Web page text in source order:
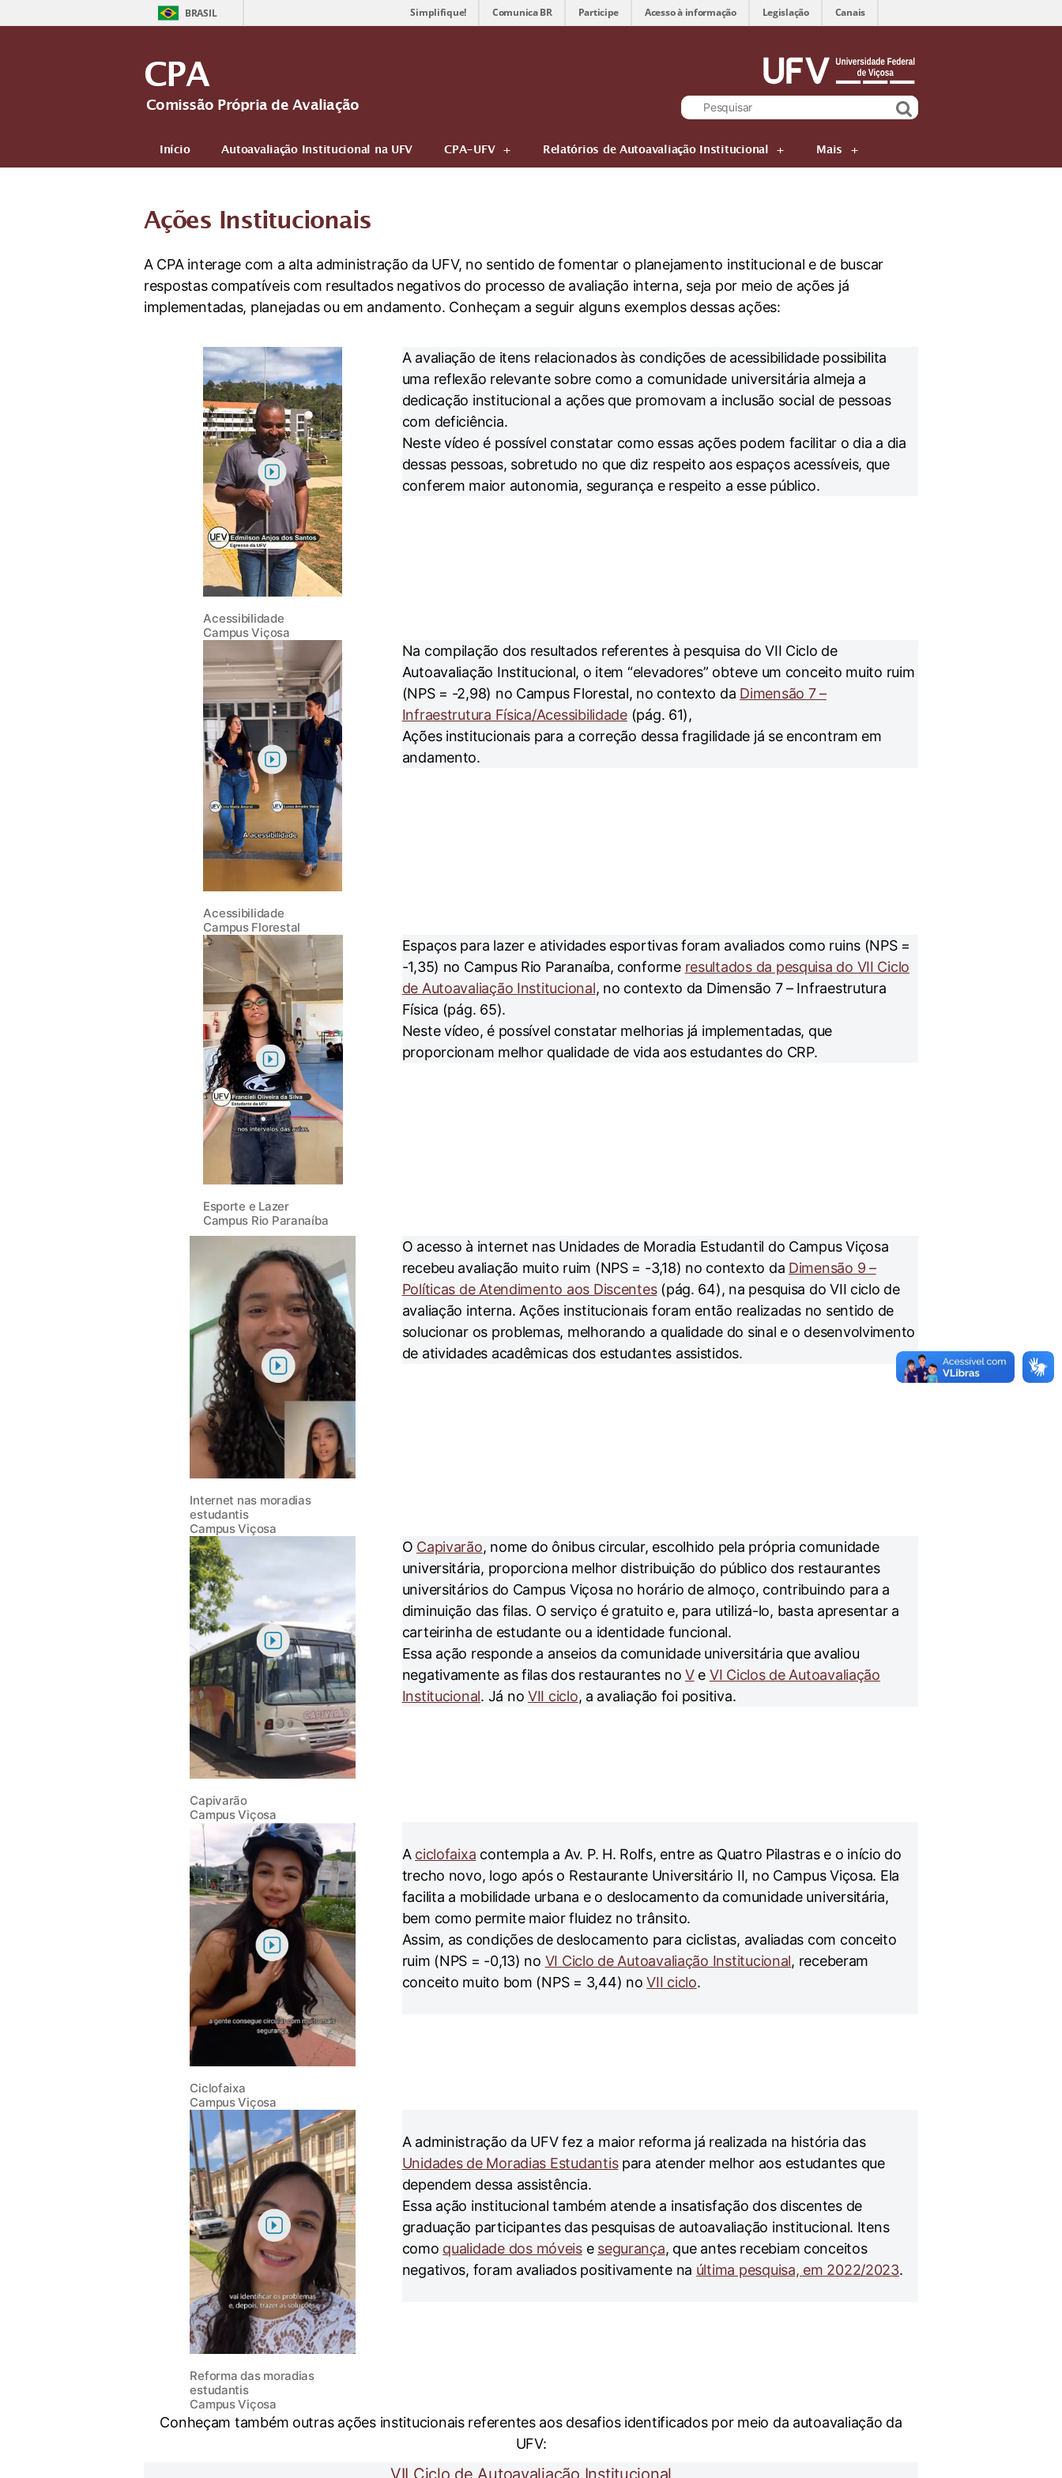
BRASIL Simplifique! Comunica BR Participe Acesso à informação Legislação Canais
CPA
Comissão Própria de Avaliação
Início Autoavaliação Institucional na UFV CPA-UFV Relatórios de Autoavaliação Institucional Mais
Ações Institucionais
A CPA interage com a alta administração da UFV, no sentido de fomentar o planejamento institucional e de buscar
respostas compatíveis com resultados negativos do processo de avaliação interna, seja por meio de ações já
implementadas, planejadas ou em andamento. Conheçam a seguir alguns exemplos dessas ações:
Acessibilidade
Campus Viçosa
A avaliação de itens relacionados às condições de acessibilidade possibilita
uma reflexão relevante sobre como a comunidade universitária almeja a
dedicação institucional a ações que promovam a inclusão social de pessoas
com deficiência.
Neste vídeo é possível constatar como essas ações podem facilitar o dia a dia
dessas pessoas, sobretudo no que diz respeito aos espaços acessíveis, que
conferem maior autonomia, segurança e respeito a esse público.
Acessibilidade
Campus Florestal
Na compilação dos resultados referentes à pesquisa do VII Ciclo de
Autoavaliação Institucional, o item “elevadores” obteve um conceito muito ruim
(NPS = -2,98) no Campus Florestal, no contexto da Dimensão 7 –
Infraestrutura Física/Acessibilidade(pág. 61),
Ações institucionais para a correção dessa fragilidade já se encontram em
andamento.
Esporte e Lazer
Campus Rio Paranaíba
Espaços para lazer e atividades esportivas foram avaliados como ruins (NPS =
-1,35) no Campus Rio Paranaíba, conforme resultados da pesquisa do VII Ciclo
de Autoavaliação Institucional, no contexto da Dimensão 7 – Infraestrutura
Física (pág. 65).
Neste vídeo, é possível constatar melhorias já implementadas, que
proporcionam melhor qualidade de vida aos estudantes do CRP.
Internet nas moradias
estudantis
Campus Viçosa
O acesso à internet nas Unidades de Moradia Estudantil do Campus Viçosa
recebeu avaliação muito ruim (NPS = -3,18) no contexto da Dimensão 9 –
Políticas de Atendimento aos Discentes(pág. 64), na pesquisa do VII ciclo de
avaliação interna. Ações institucionais foram então realizadas no sentido de
solucionar os problemas, melhorando a qualidade do sinal e o desenvolvimento
de atividades acadêmicas dos estudantes assistidos.
Capivarão
Campus Viçosa
O Capivarão, nome do ônibus circular, escolhido pela própria comunidade
universitária, proporciona melhor distribuição do público dos restaurantes
universitários do Campus Viçosa no horário de almoço, contribuindo para a
diminuição das filas. O serviço é gratuito e, para utilizá-lo, basta apresentar a
carteirinha de estudante ou a identidade funcional.
Essa ação responde a anseios da comunidade universitária que avaliou
negativamente as filas dos restaurantes noVe VI Ciclos de Autoavaliação
Institucional. Já no VII ciclo, a avaliação foi positiva.
Ciclofaixa
Campus Viçosa
A ciclofaixa contempla a Av. P. H. Rolfs, entre as Quatro Pilastras e o início do
trecho novo, logo após o Restaurante Universitário II, no Campus Viçosa. Ela
facilita a mobilidade urbana e o deslocamento da comunidade universitária,
bem como permite maior fluidez no trânsito.
Assim, as condições de deslocamento para ciclistas, avaliadas com conceito
ruim (NPS = -0,13) no VI Ciclo de Autoavaliação Institucional, receberam
conceito muito bom (NPS = 3,44) noVII ciclo.
Reforma das moradias
estudantis
Campus Viçosa
A administração da UFV fez a maior reforma já realizada na história das
Unidades de Moradias Estudantispara atender melhor aos estudantes que
dependem dessa assistência.
Essa ação institucional também atende a insatisfação dos discentes de
graduação participantes das pesquisas de autoavaliação institucional. Itens
como qualidade dos móveise segurança, que antes recebiam conceitos
negativos, foram avaliados positivamente na última pesquisa, em 2022/2023.
Conheçam também outras ações institucionais referentes aos desafios identificados por meio da autoavaliação da
UFV:
VII Ciclo de Autoavaliação Institucional